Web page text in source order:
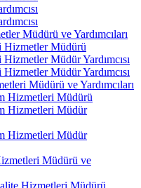
Müdürü ve Yardımcıları
Hizmetler Müdürü
Müdür Yardımcısı
Müdür Yardımcısı
Müdürü ve Yardımcıları
Hizmetleri Müdürü
Hizmetleri Müdür
Hizmetleri Müdür
Müdürü ve
Hizmetleri Müdürü